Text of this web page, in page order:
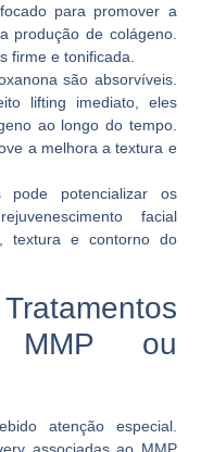
para promover a
produção de colágeno.
firme e tonificada.
são absorvíveis.
lifting imediato, eles
ao longo do tempo.
a melhora a textura e
pode potencializar os
facial
textura e contorno do
MMP ou
atenção especial.
associadas ao MMP